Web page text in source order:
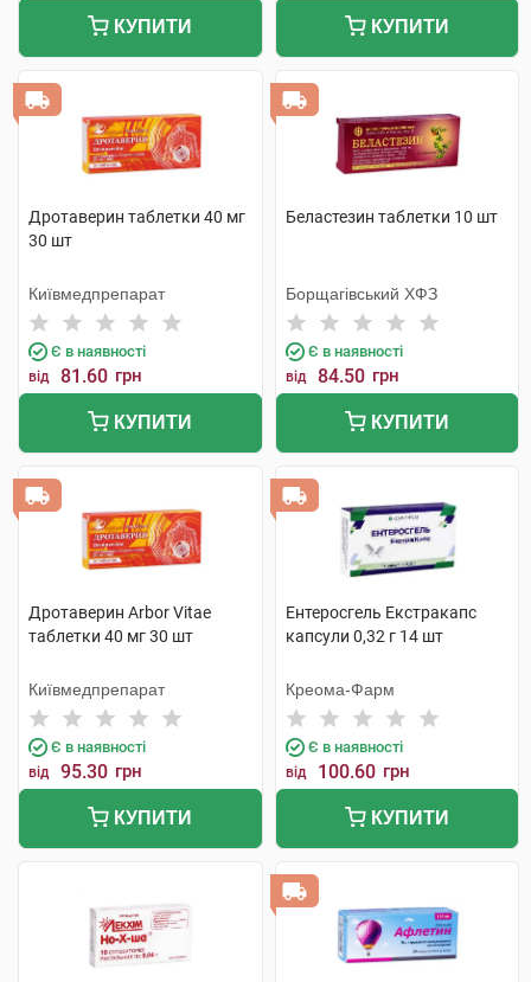
КУПИТИ КУПИТИ
Дротаверин таблетки 40 мг
30 шт
Київмедпрепарат
Є в наявності
від 81.60 грн
КУПИТИ
Беластезин таблетки 10 шт
Борщагівський ХФЗ
Є в наявності
від 84.50 грн
КУПИТИ
Дротаверин Arbor Vitae
таблетки 40 мг 30 шт
Київмедпрепарат
Є в наявності
від 95.30 грн
КУПИТИ
Ентеросгель Екстракапс
капсули 0,32 г 14 шт
Креома-Фарм
Є в наявності
від 100.60 грн
КУПИТИ